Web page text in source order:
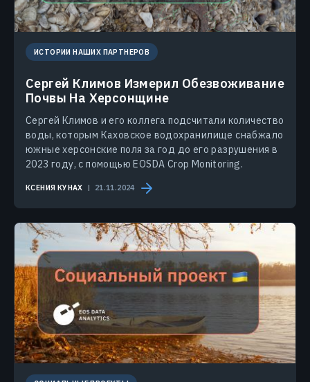
ИСТОРИИ НАШИХ ПАРТНЕРОВ
Сергей Климов Измерил Обезвоживание
Почвы На Херсонщине
Сергей Климов и его коллега подсчитали количество
воды, которым Каховское водохранилище снабжало
южные херсонские поля за год до его разрушения в
2023 году, с помощью EOSDA Crop Monitoring.
КСЕНИЯ КУНАХ 21.11.2024